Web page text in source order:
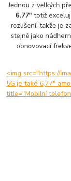
Jednou z velkých
6,77"totiž
rozlišení, takže je
stejně jako
obnovovací
<img src="https://
5G je také 6,77"
title="Mobilní telefon